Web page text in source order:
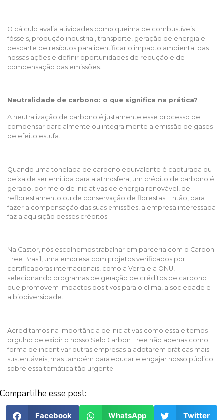
O cálculo avalia atividades como queima de combustíveis
fósseis, produção industrial, transporte, geração de energia e
descarte de resíduos para identificar o impacto ambiental das
nossas ações e definir oportunidades de redução e de
compensação das emissões.
Neutralidade de carbono: o que significa na prática?
A neutralização de carbono é justamente esse processo de
compensar parcialmente ou integralmente a emissão de gases
de efeito estufa.
Quando uma tonelada de carbono equivalente é capturada ou
deixa de ser emitida para a atmosfera, um crédito de carbono é
gerado, por meio de iniciativas de energia renovável, de
reflorestamento ou de conservação de florestas. Então, para
fazer a compensação das suas emissões, a empresa interessada
faz a aquisição desses créditos.
Na Castor, nós escolhemos trabalhar em parceria com o Carbon
Free Brasil, uma empresa com projetos verificados por
certificadoras internacionais, como a Verra e a ONU,
selecionando programas de geração de créditos de carbono
que promovem impactos positivos para o clima, a sociedade e
a biodiversidade.
Acreditamos na importância de iniciativas como essa e temos
orgulho de exibir o nosso Selo Carbon Free não apenas como
forma de incentivar outras empresas a adotarem práticas mais
sustentáveis, mas também para educar e engajar nosso público
sobre essa temática tão urgente.
Compartilhe esse post:
Facebook WhatsApp Twitter